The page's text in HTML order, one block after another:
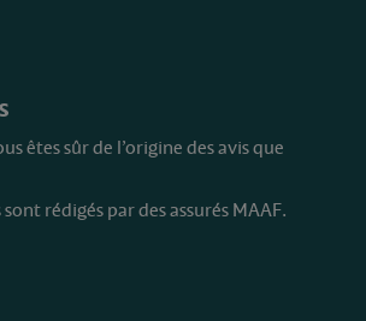
êtes sûr de l’origine des avis que
sont rédigés par des assurés MAAF.